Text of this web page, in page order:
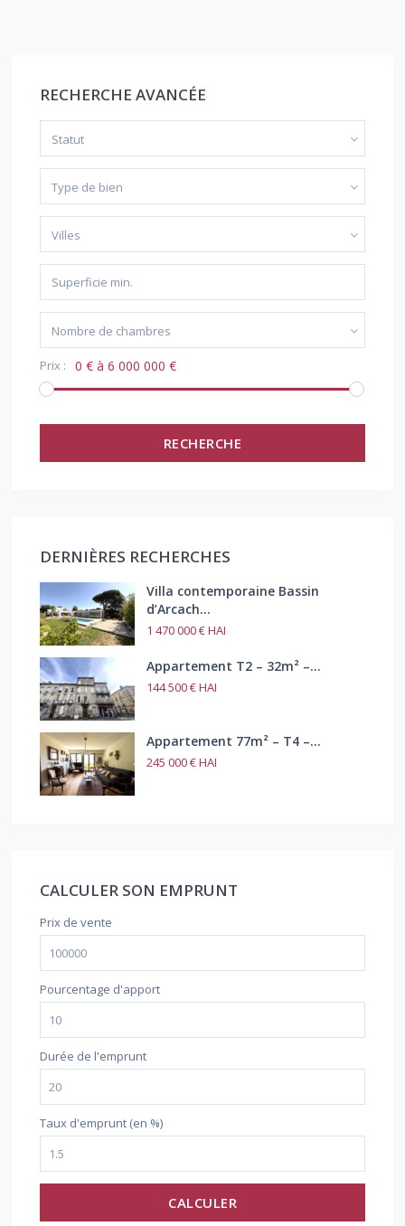
RECHERCHE AVANCÉE
Statut
Type de bien
Villes
Nombre de chambres
Prix : 0 € à 6 000 000 €
RECHERCHE
DERNIÈRES RECHERCHES
Villa contemporaine Bassin
d’Arcach...
1 470 000 €HAI
Appartement T2 – 32m² –...
144 500 €HAI
Appartement 77m² – T4 –...
245 000 €HAI
CALCULER SON EMPRUNT
Prix de vente
Pourcentage d'apport
Durée de l'emprunt
Taux d'emprunt (en %)
CALCULER